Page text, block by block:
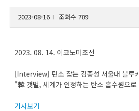
2023-08-16 조회수 709
2023. 08. 14. 이코노미조선
[Interview] 탄소 잡는 김종성 서울대 블루
"韓 갯벌, 세계가 인정하는 탄소 흡수원으
기사보기